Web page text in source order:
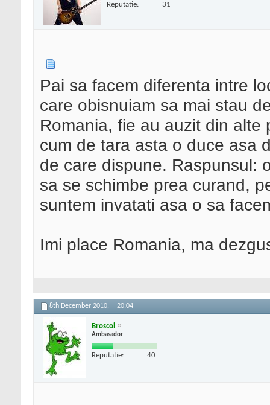
Reputatie: 31
Pai sa facem diferenta intre
care obisnuiam sa mai stau
Romania, fie au auzit din
cum de tara asta o duce asa
de care dispune. Raspunsul:
sa se schimbe prea curand,
suntem invatati asa o sa
Imi place Romania, ma
8th December 2010, 20:04
Broscoi
Ambasador
Reputatie: 40